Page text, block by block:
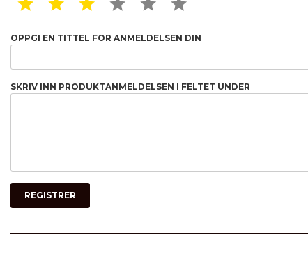
1 STAR2 STAR3 STAR4 STAR5 STAR
OPPGI EN TITTEL FOR ANMELDELSEN DIN
SKRIV INN PRODUKTANMELDELSEN I FELTET UNDER